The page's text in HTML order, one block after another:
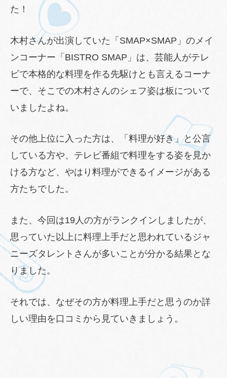
た！
木村さんが出演していた「SMAP×SMAP」のメイ
ンコーナー「BISTRO SMAP」は、芸能人がテレ
ビで本格的な料理を作る先駆けとも言えるコーナ
ーで、そこでの木村さんのシェフ姿は板について
いましたよね。
その他上位に入った方は、「料理が好き」と公言
している方や、テレビ番組で料理をする姿を見か
ける方など、やはり料理ができるイメージがある
方たちでした。
また、今回は19人の方がランクインしましたが、
思っていた以上に料理上手だと思われているジャ
ニーズタレントさんが多いことが分かる結果とな
りました。
それでは、なぜその方が料理上手だと思うのか詳
しい理由を口コミから見ていきましょう。